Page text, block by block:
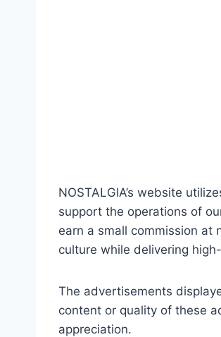
NOSTALGIA’s website
support the operations of
earn a small commission at
culture while delivering
The advertisements
content or quality of these
appreciation.